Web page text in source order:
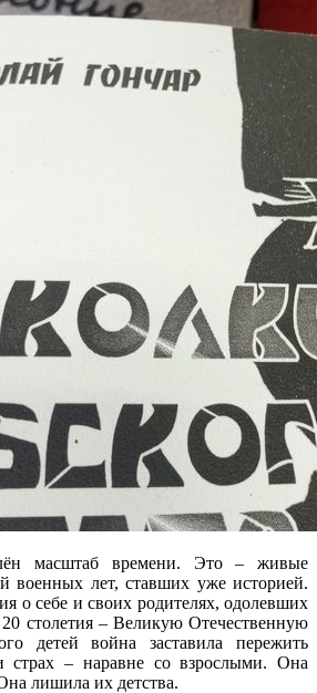
масштаб времени. Это – живые
военных лет, ставших уже историей.
о себе и своих родителях, одолевших
столетия – Великую Отечественную
детей война заставила пережить
страх – наравне со взрослыми. Она
лишила их детства.